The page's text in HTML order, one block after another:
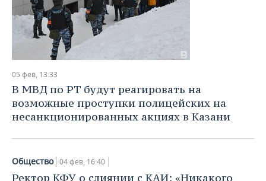
05 фев, 13:33
В МВД по РТ будут реагировать на
возможные проступки полицейских на
несанкционированных акциях в Казани
Общество 04 фев, 16:40
Ректор КФУ о слиянии с КАИ: «Никакого